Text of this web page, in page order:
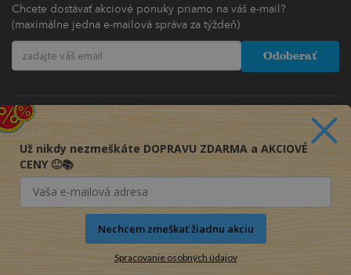
Chcete dostávať akciové ponuky priamo na váš e-mail?
(maximálne jedna e-mailová správa za týždeň)
Odoberať
Už nikdy nezmeškáte DOPRAVU ZDARMA a AKCIOVÉ
CENY 🙂📚
Nechcem zmeškať žiadnu akciu
Spracovanie osobných údajov